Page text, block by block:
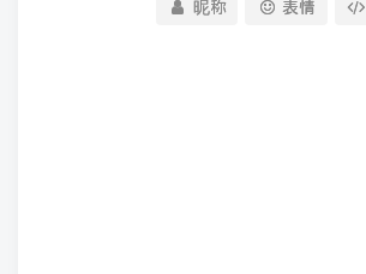
昵称 表情